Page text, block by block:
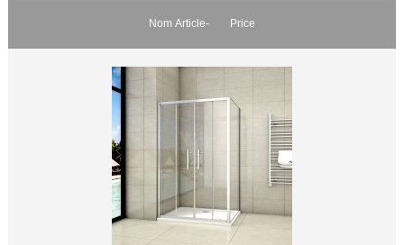
Nom Article- Price